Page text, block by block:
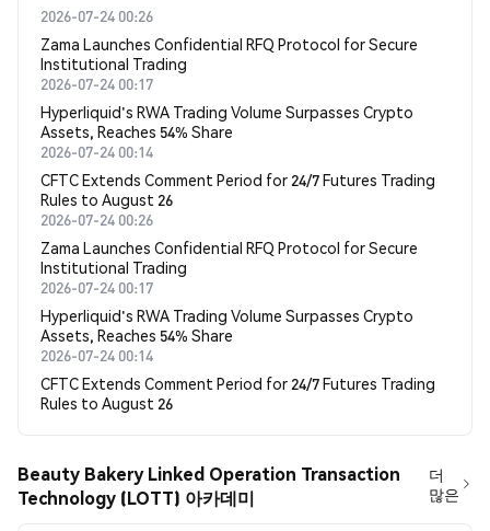
2026-07-24 00:26
Zama Launches Confidential RFQ Protocol for Secure
Institutional Trading
2026-07-24 00:17
Hyperliquid's RWA Trading Volume Surpasses Crypto
Assets, Reaches 54% Share
2026-07-24 00:14
CFTC Extends Comment Period for 24/7 Futures Trading
Rules to August 26
2026-07-24 00:26
Zama Launches Confidential RFQ Protocol for Secure
Institutional Trading
2026-07-24 00:17
Hyperliquid's RWA Trading Volume Surpasses Crypto
Assets, Reaches 54% Share
2026-07-24 00:14
CFTC Extends Comment Period for 24/7 Futures Trading
Rules to August 26
Beauty Bakery Linked Operation Transaction
Technology (LOTT) 아카데미
더
많은